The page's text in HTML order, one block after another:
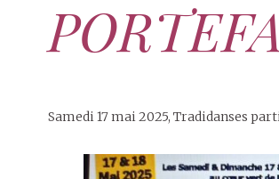
Samedi 17 mai 2025, Tradidanses